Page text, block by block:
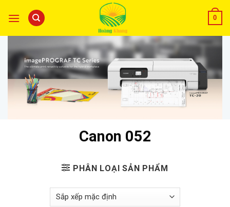
0
Canon 052
PHÂN LOẠI SẢN PHẨM